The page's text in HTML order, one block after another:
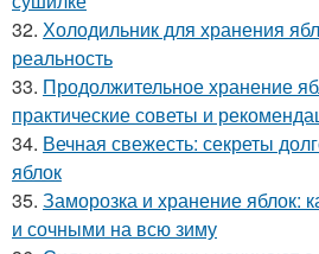
32. Холодильник для хранения
реальность
33. Продолжительное хранение
практические советы и
34. Вечная свежесть: секреты
яблок
35. Заморозка и хранение яблок:
и сочными на всю зиму